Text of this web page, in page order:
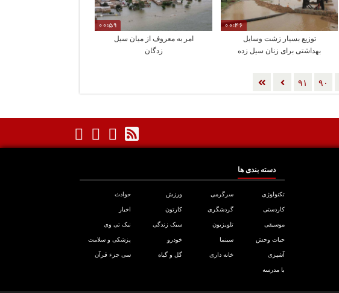
00:46
توزیع بسیار زشت وسایل
بهداشتی برای زنان سیل زده
00:59
امر به معروف از میان سیل
زدگان
٩٠ ٩١
دسته بندی ها
تکنولوژی سرگرمی ورزش حوادث
کاردستی گردشگری کارتون اخبار
موسیقی تلویزیون سبک زندگی نیک تی وی
حیات وحش سینما خودرو پزشکی و سلامت
آشپزی خانه داری گل و گیاه سی جزء قرآن
با مدرسه